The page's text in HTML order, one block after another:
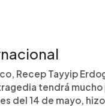
Recep Tayyip
tendrá mucho
del 14 de mayo,